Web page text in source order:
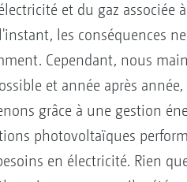
et du gaz
les conséquences
Cependant, nous
et année après
grâce à une gestion
photovoltaïques
en électricité. Rien